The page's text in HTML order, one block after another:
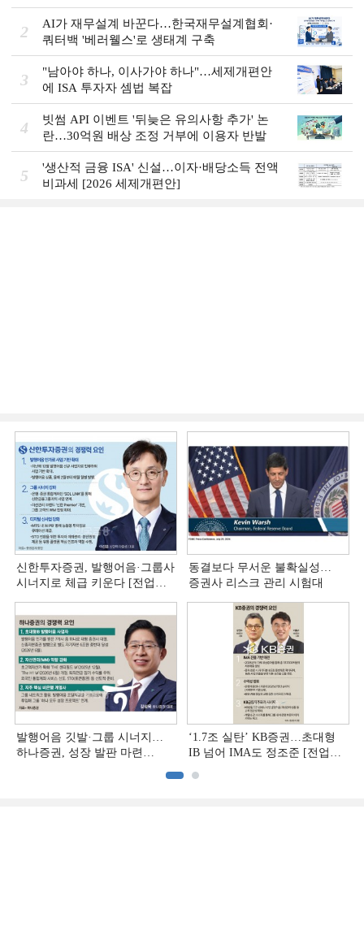
2
AI가 재무설계 바꾼다…한국재무설계협회·
쿼터백 '베러웰스'로 생태계 구축
3
"남아야 하나, 이사가야 하나"…세제개편안
에 ISA 투자자 셈법 복잡
4
빗썸 API 이벤트 '뒤늦은 유의사항 추가' 논
란…30억원 배상 조정 거부에 이용자 반발
5
'생산적 금융 ISA' 신설…이자·배당소득 전액
비과세 [2026 세제개편안]
신한투자증권, 발행어음·그룹사
시너지로 체급 키운다 [전업계
동결보다 무서운 불확실성…
증권사 리스크 관리 시험대
발행어음 깃발·그룹 시너지…
하나증권, 성장 발판 마련
‘1.7조 실탄’ KB증권…초대형
IB 넘어 IMA도 정조준 [전업계